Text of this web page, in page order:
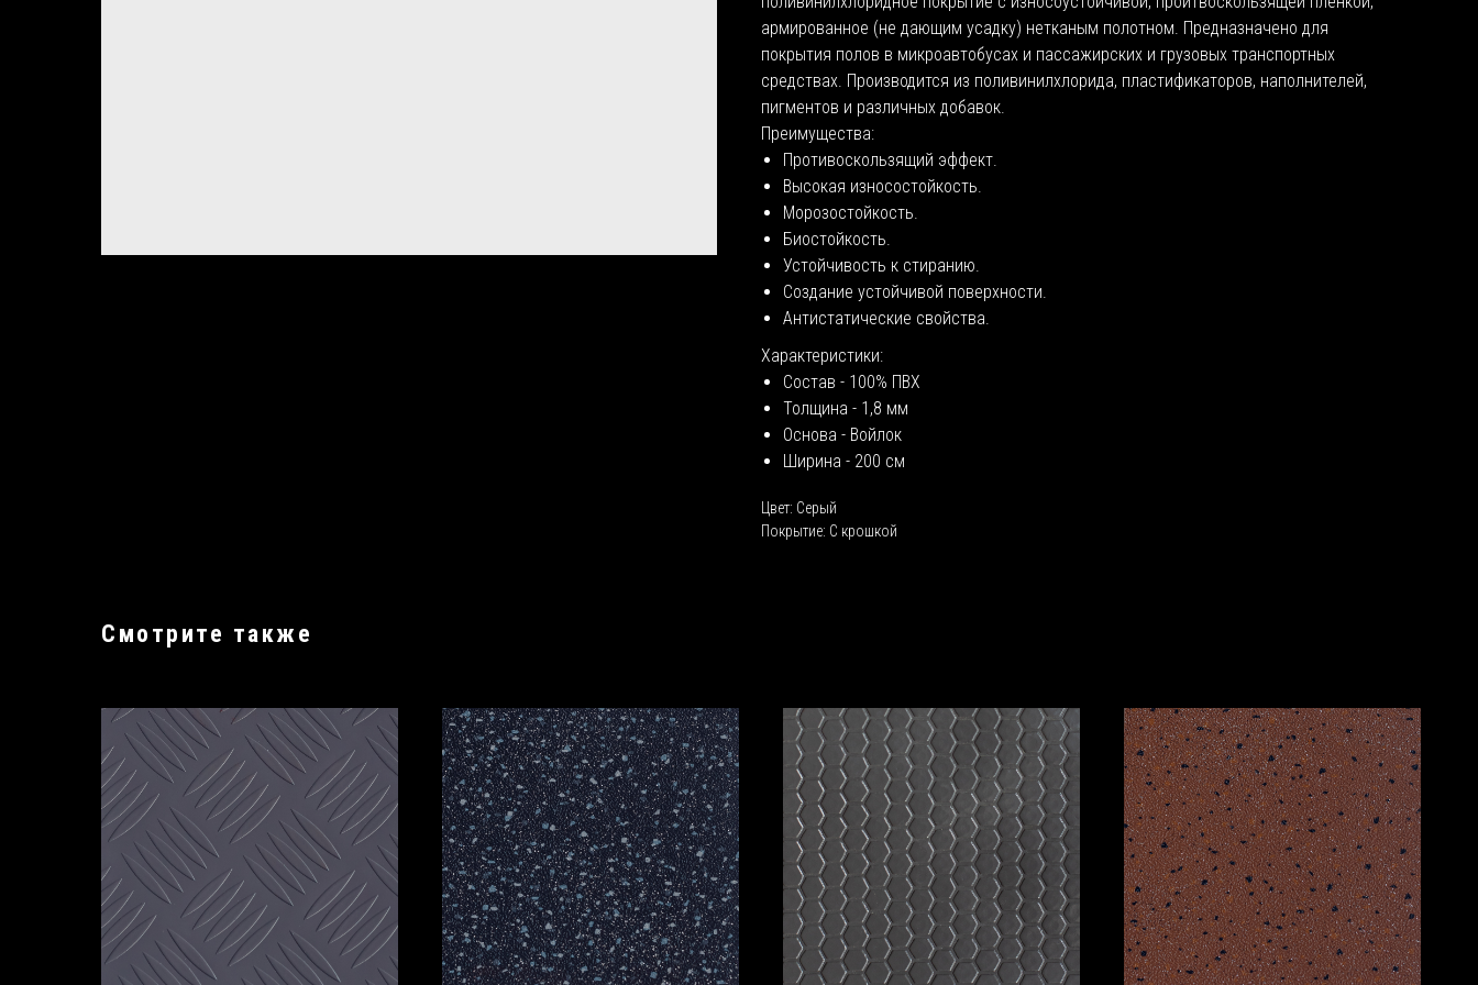
армированное (не дающим усадку) нетканым полотном. Предназначено для
покрытия полов в микроавтобусах и пассажирских и грузовых транспортных
средствах. Производится из поливинилхлорида, пластификаторов, наполнителей,
пигментов и различных добавок.
Преимущества:
Противоскользящий эффект.
Высокая износостойкость.
Морозостойкость.
Биостойкость.
Устойчивость к стиранию.
Создание устойчивой поверхности.
Антистатические свойства.
Характеристики:
Состав - 100% ПВХ
Толщина - 1,8 мм
Основа - Войлок
Ширина - 200 см
Цвет: Серый
Покрытие: С крошкой
Смотрите также